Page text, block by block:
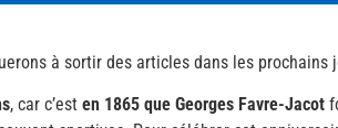
à sortir des articles dans les prochains
, car c’est en 1865 que Georges Favre-Jacot